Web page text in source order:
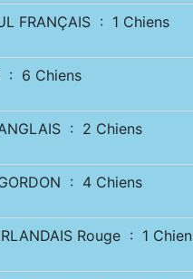
FRANÇAIS : 1 Chiens
: 6 Chiens
: 2 Chiens
: 4 Chiens
Rouge : 1